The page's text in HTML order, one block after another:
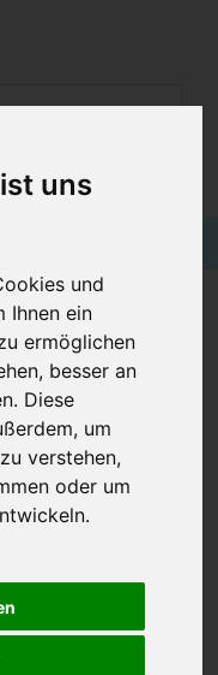
uns
und
Ihnen ein
ermöglichen
besser an
Diese
um
verstehen,
oder um
€0,00
PASSENDEM
BLAU